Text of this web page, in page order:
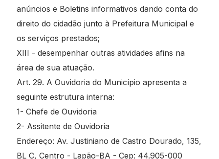
anúncios e Boletins informativos dando conta do
direito do cidadão junto à Prefeitura Municipal e
os serviços prestados;
XIII - desempenhar outras atividades afins na
área de sua atuação.
Art. 29. A Ouvidoria do Município apresenta a
seguinte estrutura interna:
1- Chefe de Ouvidoria
2- Assitente de Ouvidoria
Endereço: Av. Justiniano de Castro Dourado, 135,
BL C, Centro - Lapão-BA - Cep: 44.905-000